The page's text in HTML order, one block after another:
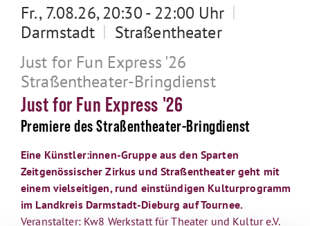
Fr., 7.08.26, 20:30 - 22:00 Uhr |
Darmstadt | Straßentheater
Just for Fun Express '26
Straßentheater-Bringdienst
Just for Fun Express '26
Premiere des Straßentheater-Bringdienst
Eine Künstler:innen-Gruppe aus den Sparten
Zeitgenössischer Zirkus und Straßentheater geht mit
einem vielseitigen, rund einstündigen Kulturprogramm
im Landkreis Darmstadt-Dieburg auf Tournee.
Veranstalter: Kw8 Werkstatt für Theater und Kultur e.V.